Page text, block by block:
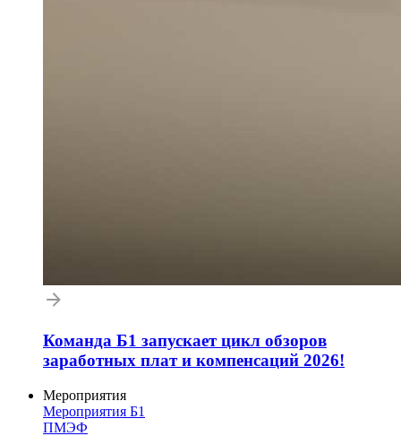
Команда Б1 запускает цикл обзоров
заработных плат и компенсаций 2026!
Мероприятия
Мероприятия Б1
ПМЭФ